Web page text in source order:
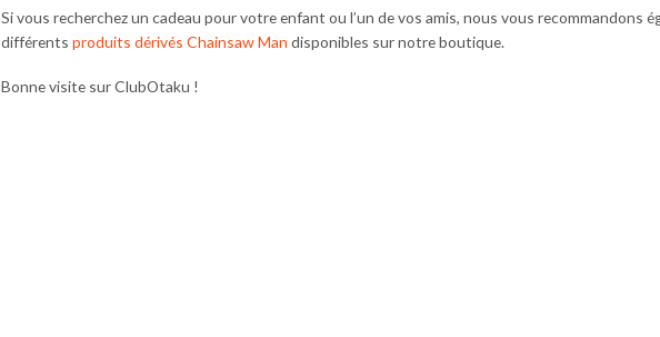
Si vous recherchez un cadeau pour votre enfant ou l’un de vos amis, nous vous recommandons
différents produits dérivés Chainsaw Man disponibles sur notre boutique.
Bonne visite sur ClubOtaku !